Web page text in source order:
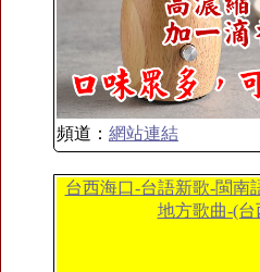
頻道： 網站連結
台西海口-台語新歌-閩南
地方歌曲-(台